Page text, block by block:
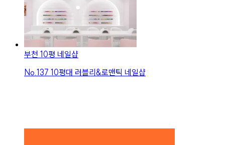
부천 10평 네일샵
No. 137 10평대 러블리&로맨틱 네일샵